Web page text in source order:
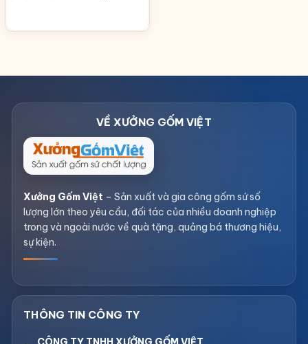
Xưởng Gốm Việt – Sản xuất và gia công gốm sứ số
lượng lớn theo yêu cầu, đối tác của nhiều doanh nghiệp
trong và ngoài nước về quà tặng, quảng bá thương hiệu,
sự kiện.